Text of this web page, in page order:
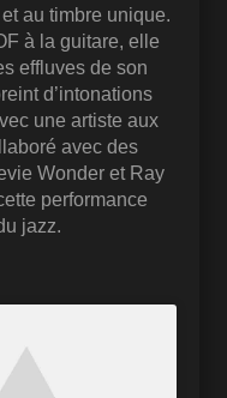
au timbre unique.
à la guitare, elle
effluves de son
d’intonations
une artiste aux
avec des
Wonder et Ray
performance
jazz.